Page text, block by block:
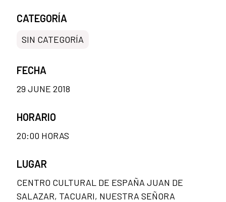
CATEGORÍA
SIN CATEGORÍA
FECHA
29 JUNE 2018
HORARIO
20:00 HORAS
LUGAR
CENTRO CULTURAL DE ESPAÑA JUAN DE
SALAZAR, TACUARI, NUESTRA SEÑORA